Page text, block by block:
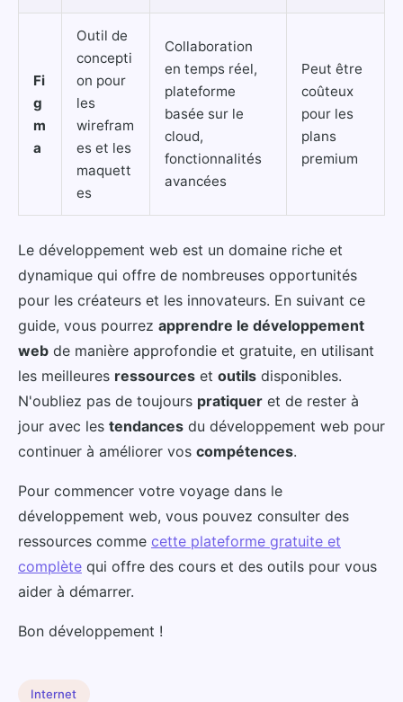
Fi
g
m
a
Outil de
concepti
on pour
les
wirefram
es et les
maquett
es
Collaboration
en temps réel,
plateforme
basée sur le
cloud,
fonctionnalités
avancées
Peut être
coûteux
pour les
plans
premium
Le développement web est un domaine riche et
dynamique qui offre de nombreuses opportunités
pour les créateurs et les innovateurs. En suivant ce
guide, vous pourrez apprendre le développement
web de manière approfondie et gratuite, en utilisant
les meilleures ressources et outils disponibles.
N'oubliez pas de toujours pratiquer et de rester à
jour avec les tendances du développement web pour
continuer à améliorer vos compétences.
Pour commencer votre voyage dans le
développement web, vous pouvez consulter des
ressources comme cette plateforme gratuite et
complète qui offre des cours et des outils pour vous
aider à démarrer.
Bon développement !
Internet